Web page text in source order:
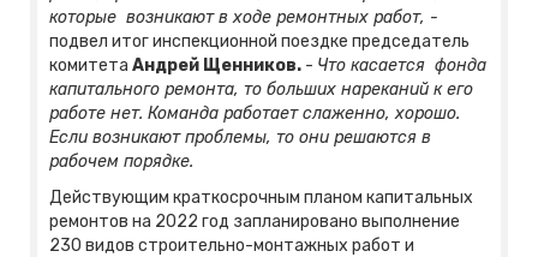
которые возникают в ходе ремонтных работ, -
подвел итог инспекционной поездке председатель
комитета Андрей Щенников. - Что касается фонда
капитального ремонта, то больших нареканий к его
работе нет. Команда работает слаженно, хорошо.
Если возникают проблемы, то они решаются в
рабочем порядке.
Действующим краткосрочным планом капитальных
ремонтов на 2022 год запланировано выполнение
230 видов строительно-монтажных работ и